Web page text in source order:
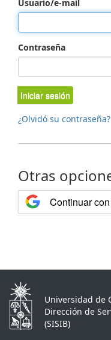
Usuario/e-mail
Contraseña
Iniciar sesión
¿Olvidó su contraseña?
Otras
Continuar
Universidad de
Dirección de
(SISIB)